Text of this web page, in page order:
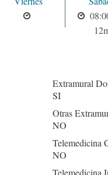
Extramural
SI
Otras
NO
Telemedicina
NO
Telemedicina